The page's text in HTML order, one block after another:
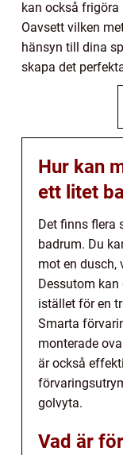
kan också
Oavsett vilken
hänsyn till dina
skapa det
Hur kan
ett litet
Det finns flera
badrum. Du
mot en dusch,
Dessutom
istället för en
Smarta
monterade
är också
golvyta.
Vad är